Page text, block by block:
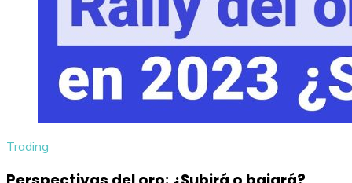
Trading